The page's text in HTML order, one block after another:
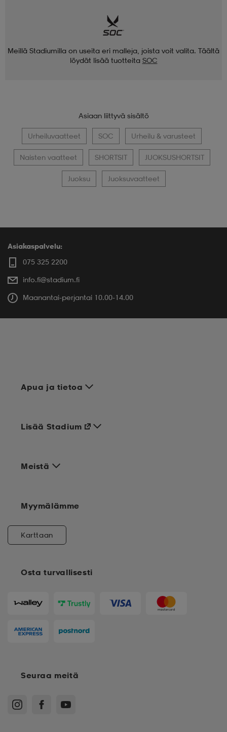
Meillä Stadiumilla on useita eri malleja, joista voit valita. Täältä
löydät lisää tuotteita SOC
Asiaan liittyvä sisältö
Urheiluvaatteet SOC Urheilu & varusteet
Naisten vaatteet SHORTSIT JUOKSUSHORTSIT
Juoksu Juoksuvaatteet
Asiakaspalvelu:
075 325 2200
info.fi@stadium.fi
Maanantai-perjantai 10.00-14.00
Apua ja tietoa
Meistä
Osta turvallisesti
Lisää Stadium
Myymälämme
Karttaan
Seuraa meitä